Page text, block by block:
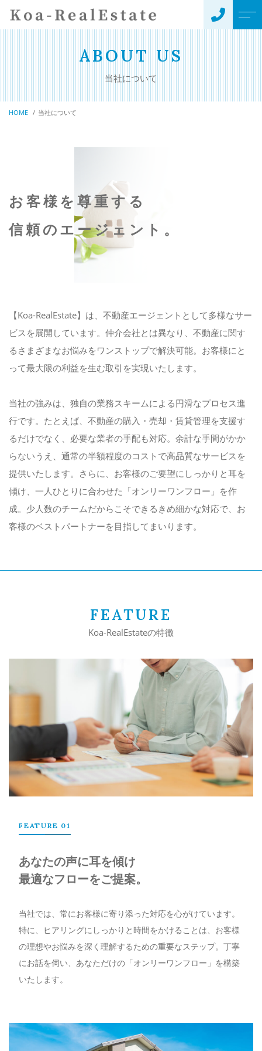
トップページ
事業内容
不動産コンサルティング
キャンペーン
03-5810-1533
メールでのお問い合わせ
ABOUT US
当社について
HOME 当社について
お客様を尊重する
信頼のエージェント。
【Koa-RealEstate】は、不動産エージェントとして多様なサー
ビスを展開しています。仲介会社とは異なり、不動産に関す
るさまざまなお悩みをワンストップで解決可能。お客様にと
って最大限の利益を生む取引を実現いたします。
当社の強みは、独自の業務スキームによる円滑なプロセス進
行です。たとえば、不動産の購入・売却・賃貸管理を支援す
るだけでなく、必要な業者の手配も対応。余計な手間がかか
らないうえ、通常の半額程度のコストで高品質なサービスを
提供いたします。さらに、お客様のご要望にしっかりと耳を
傾け、一人ひとりに合わせた「オンリーワンフロー」を作
成。少人数のチームだからこそできるきめ細かな対応で、お
客様のベストパートナーを目指してまいります。
FEATURE
Koa-RealEstateの特徴
FEATURE 01
あなたの声に耳を傾け
最適なフローをご提案。
当社では、常にお客様に寄り添った対応を心がけています。
特に、ヒアリングにしっかりと時間をかけることは、お客様
の理想やお悩みを深く理解するための重要なステップ。丁寧
にお話を伺い、あなただけの「オンリーワンフロー」を構築
いたします。